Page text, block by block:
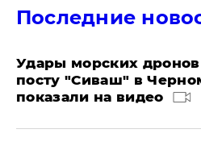
Последние
Удары морских
посту "Сиваш" в
показали на видео